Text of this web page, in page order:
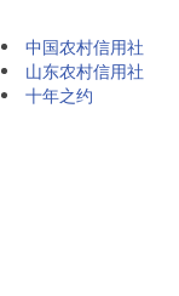
中国农村信用社
山东农村信用社
十年之约